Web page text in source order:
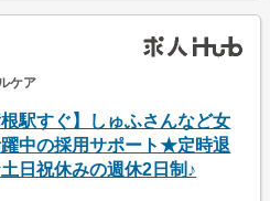
ケア
根駅すぐ】しゅふさんなど女
中の採用サポート★定時退
日祝休みの週休2日制♪